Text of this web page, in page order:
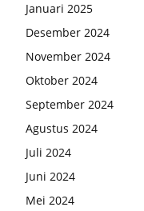
Januari 2025
Desember 2024
November 2024
Oktober 2024
September 2024
Agustus 2024
Juli 2024
Juni 2024
Mei 2024